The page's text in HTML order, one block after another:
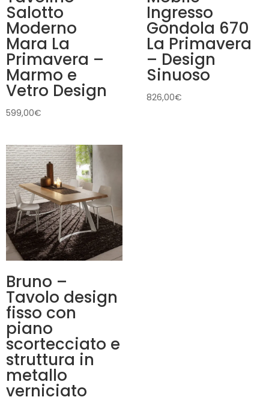
Salotto
Moderno
Mara La
Primavera –
Marmo e
Vetro Design
599,00€
Ingresso
Gondola 670
La Primavera
– Design
Sinuoso
826,00€
Bruno –
Tavolo design
fisso con
piano
scortecciato e
struttura in
metallo
verniciato